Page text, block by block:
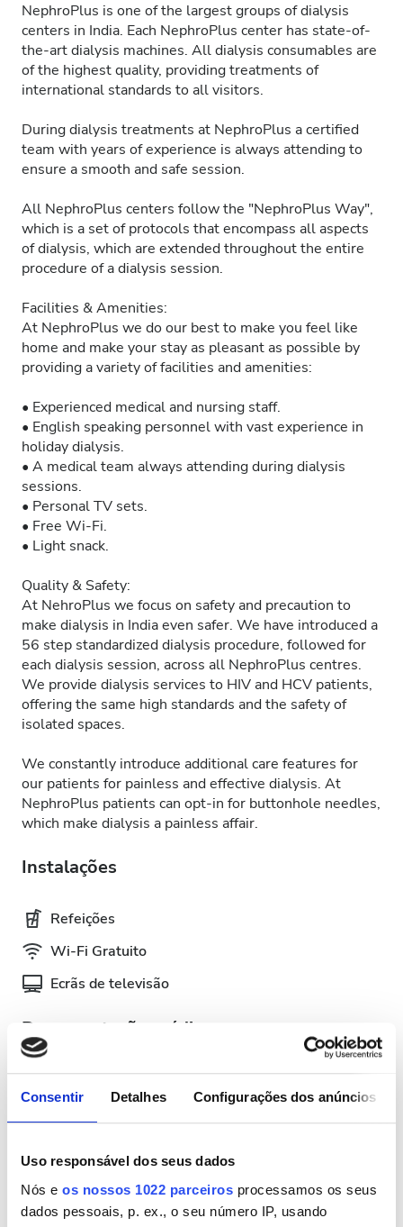
Consentir Detalhes Configurações dos anúncios
Uso responsável dos seus dados
Nós e os nossos 1022 parceiros processamos os seus
dados pessoais, p. ex., o seu número IP, usando
NephroPlus is one of the largest groups of dialysis
centers in India. Each NephroPlus center has state-of-
the-art dialysis machines. All dialysis consumables are
of the highest quality, providing treatments of
international standards to all visitors.
During dialysis treatments at NephroPlus a certified
team with years of experience is always attending to
ensure a smooth and safe session.
All NephroPlus centers follow the "NephroPlus Way",
which is a set of protocols that encompass all aspects
of dialysis, which are extended throughout the entire
procedure of a dialysis session.
Facilities & Amenities:
At NephroPlus we do our best to make you feel like
home and make your stay as pleasant as possible by
providing a variety of facilities and amenities:
• Experienced medical and nursing staff.
• English speaking personnel with vast experience in
holiday dialysis.
• A medical team always attending during dialysis
sessions.
• Personal TV sets.
• Free Wi-Fi.
• Light snack.
Quality & Safety:
At NehroPlus we focus on safety and precaution to
make dialysis in India even safer. We have introduced a
56 step standardized dialysis procedure, followed for
each dialysis session, across all NephroPlus centres.
We provide dialysis services to HIV and HCV patients,
offering the same high standards and the safety of
isolated spaces.
We constantly introduce additional care features for
our patients for painless and effective dialysis. At
NephroPlus patients can opt-in for buttonhole needles,
which make dialysis a painless affair.
Instalações
Refeições
Wi-Fi Gratuito
Ecrãs de televisão
Documentação médica
Esta clínica exige documentação médica específica para
tratamentos de diálise. Você pode enviar os
documentos online ou levá-los à clínica quando chegar.
INTERNATIONAL DIALYSIS REQUEST Clinical
Information & Patient Identification Form
Dias de Tratamento Disponíveis